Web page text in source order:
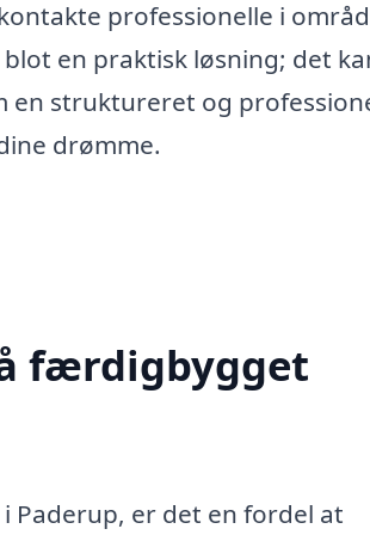
professionelle i
en praktisk løsning; det
en struktureret og
drømme.
færdigbygget
Paderup, er det en fordel at